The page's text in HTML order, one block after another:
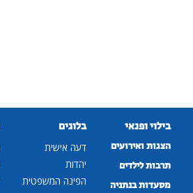
בילוי ופנאי
הצגות ואירועים
תרבות לילדים
מסעדות בנתניה
בלוגים
דעה אישית
יהדות
הפינה המשפטית